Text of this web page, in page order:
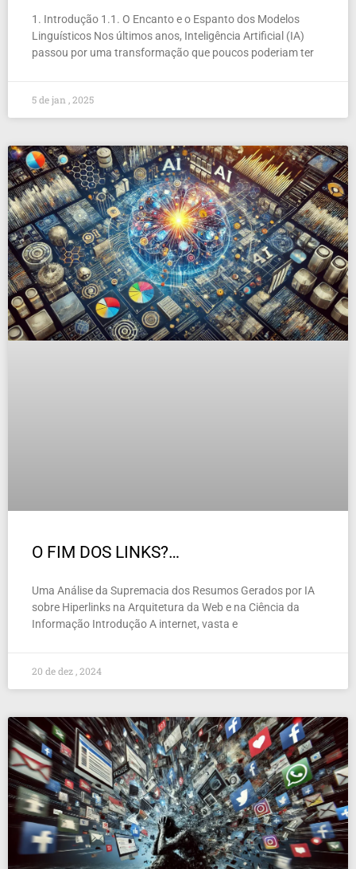
1. Introdução 1.1. O Encanto e o Espanto dos Modelos
Linguísticos Nos últimos anos, Inteligência Artificial (IA)
passou por uma transformação que poucos poderiam ter
5 de jan , 2025
O FIM DOS LINKS?…
Uma Análise da Supremacia dos Resumos Gerados por IA
sobre Hiperlinks na Arquitetura da Web e na Ciência da
Informação Introdução A internet, vasta e
20 de dez , 2024